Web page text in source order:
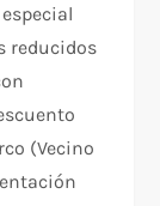
reducidos
(Vecino